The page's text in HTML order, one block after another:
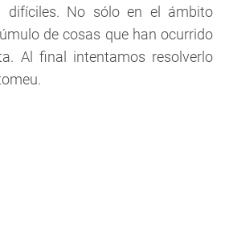
difí­ciles. No sólo en el ámbito
de cosas que han ocurrido
Al final intentamos resolverlo